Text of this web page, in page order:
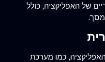
של האפליקציה, כולל
מסך.
כמו מערכת